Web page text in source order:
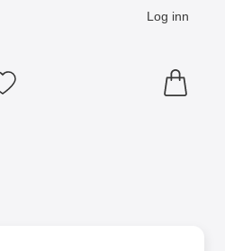
Log inn
Mine favoritter